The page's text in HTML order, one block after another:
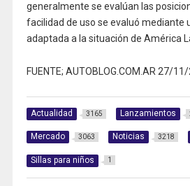
generalmente se evalúan las
facilidad de uso se evaluó mediante
adaptada a la situación de América
FUENTE; AUTOBLOG.COM.AR 27/
Actualidad 3165 Lanzamientos
Mercado 3063 Noticias 3218
Sillas para niños 1